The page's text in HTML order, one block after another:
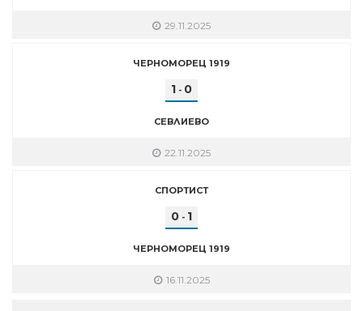
29.11.2025
ЧЕРНОМОРЕЦ 1919
1 - 0
СЕВЛИЕВО
22.11.2025
СПОРТИСТ
0 - 1
ЧЕРНОМОРЕЦ 1919
16.11.2025